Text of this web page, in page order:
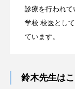
診療を行われ
学校 校医とし
ています。
鈴木先生は